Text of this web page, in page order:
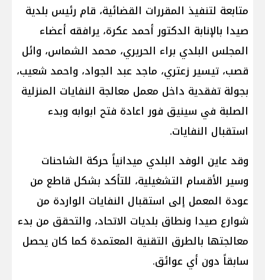
متابعة لتنفيذ المقررات القضائية، قام رئيس بلدية
صيدا بالإنابة الدكتور أحمد عكرة، يرافقه أعضاء
المجلس البلدي براء الحريري، محمد الشماس، وائل
قصب، تيسير زعتري، ماجد عبد الجواد، واحمد شعيب،
بجولة تفقدية داخل معمل معالجة النفايات المنزلية
الصلبة في سينيق فور اعادة فتح ابوابه وبدء
استقبال النفايات.
وقد عاين الوفد البلدي ميدانياً حركة الشاحنات
وسير الأقسام التشغيلية، للتأكد بشكل قاطع من
عودة المعمل إلى استقبال النفايات الواردة من
شوارع صيدا ونطاق بلديات الاتحاد، والتحقق من بدء
معالجتها بالطرق التقنية المعتمدة كما كان يحصل
سابقاً دون أي عوائق.